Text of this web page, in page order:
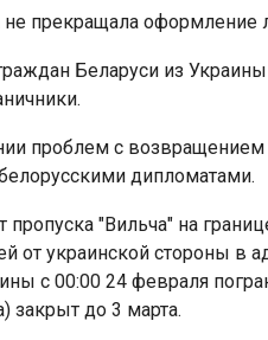
не прекращала оформление
Беларуси из
проблем с
дипломатами.
пропуска "Вильча" на
украинской стороны в
с 00:00 24 февраля
закрыт до 3 марта.